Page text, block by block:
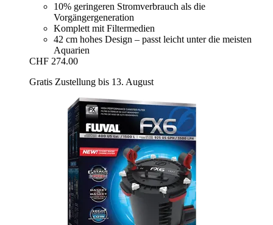
10% geringeren Stromverbrauch als die
Vorgängergeneration
Komplett mit Filtermedien
42 cm hohes Design – passt leicht unter die meisten
Aquarien
CHF 274.00
Gratis Zustellung bis 13. August